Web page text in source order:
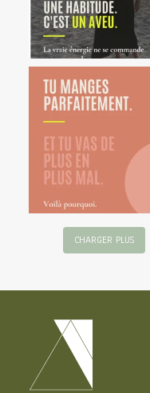
CHARGER PLUS